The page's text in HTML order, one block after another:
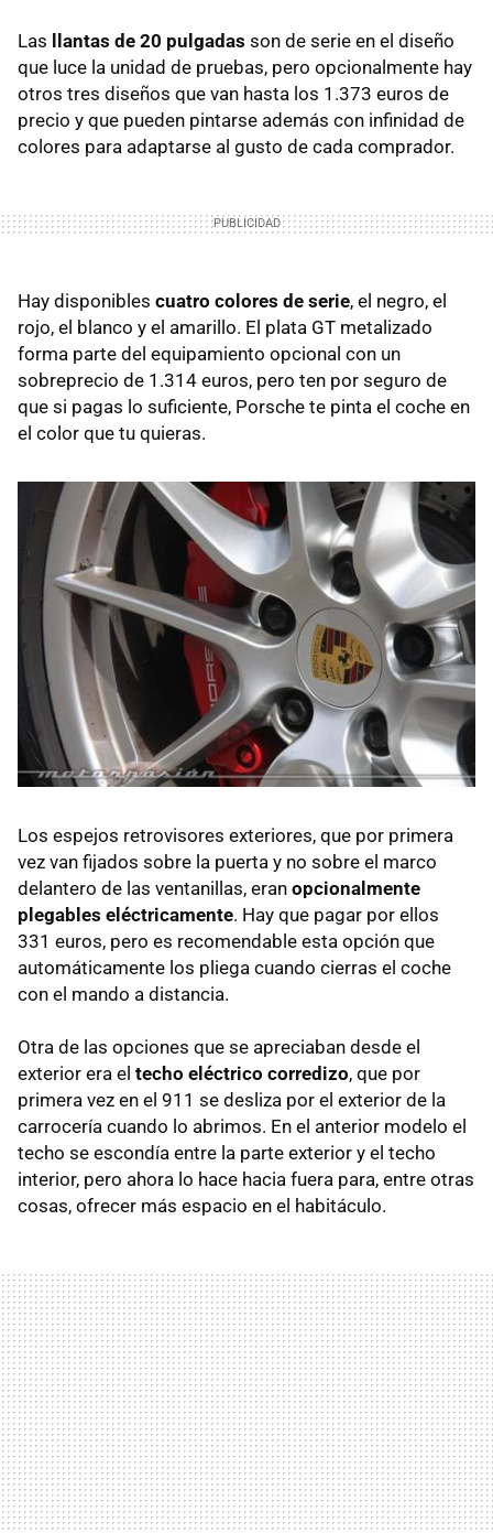
Las llantas de 20 pulgadas son de serie en el diseño
que luce la unidad de pruebas, pero opcionalmente hay
otros tres diseños que van hasta los 1.373 euros de
precio y que pueden pintarse además con infinidad de
colores para adaptarse al gusto de cada comprador.
Hay disponibles cuatro colores de serie, el negro, el
rojo, el blanco y el amarillo. El plata GT metalizado
forma parte del equipamiento opcional con un
sobreprecio de 1.314 euros, pero ten por seguro de
que si pagas lo suficiente, Porsche te pinta el coche en
el color que tu quieras.
Los espejos retrovisores exteriores, que por primera
vez van fijados sobre la puerta y no sobre el marco
delantero de las ventanillas, eran opcionalmente
plegables eléctricamente. Hay que pagar por ellos
331 euros, pero es recomendable esta opción que
automáticamente los pliega cuando cierras el coche
con el mando a distancia.
Otra de las opciones que se apreciaban desde el
exterior era el techo eléctrico corredizo, que por
primera vez en el 911 se desliza por el exterior de la
carrocería cuando lo abrimos. En el anterior modelo el
techo se escondía entre la parte exterior y el techo
interior, pero ahora lo hace hacia fuera para, entre otras
cosas, ofrecer más espacio en el habitáculo.